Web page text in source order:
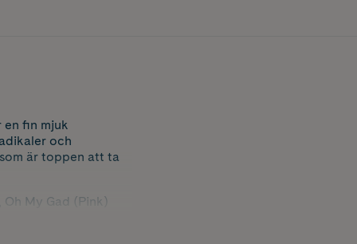
en fin mjuk
och
är toppen att ta
My Gad (Pink)